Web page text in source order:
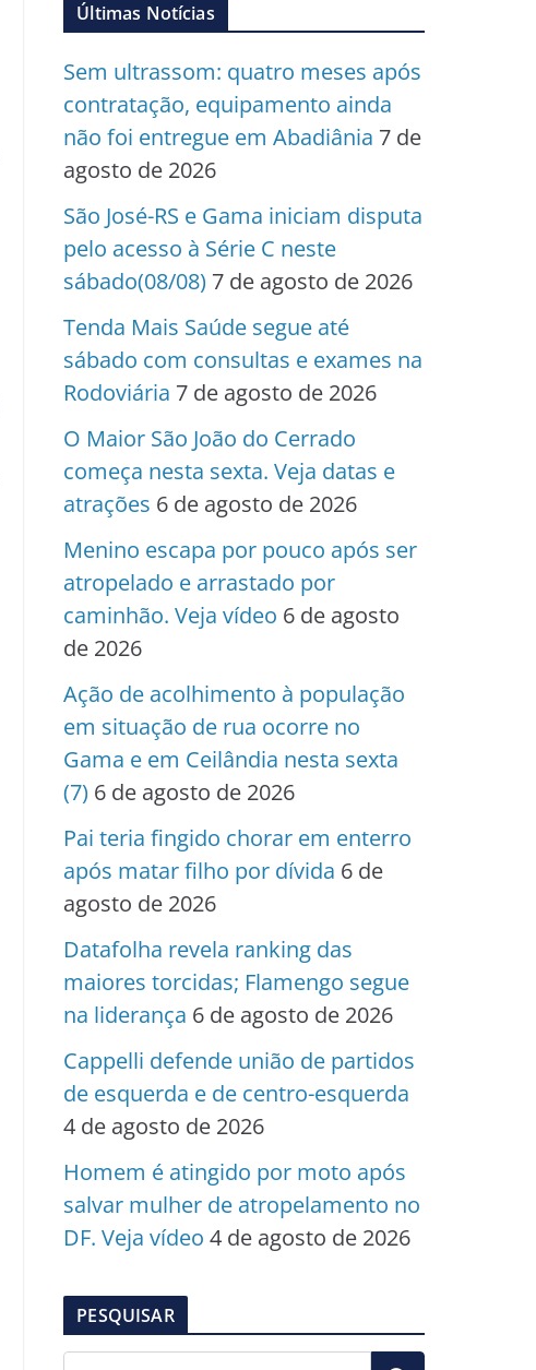
Últimas Notícias
Sem ultrassom: quatro meses após
contratação, equipamento ainda
não foi entregue em Abadiânia 7 de
agosto de 2026
São José-RS e Gama iniciam disputa
pelo acesso à Série C neste
sábado(08/08) 7 de agosto de 2026
Tenda Mais Saúde segue até
sábado com consultas e exames na
Rodoviária 7 de agosto de 2026
O Maior São João do Cerrado
começa nesta sexta. Veja datas e
atrações 6 de agosto de 2026
Menino escapa por pouco após ser
atropelado e arrastado por
caminhão. Veja vídeo 6 de agosto
de 2026
Ação de acolhimento à população
em situação de rua ocorre no
Gama e em Ceilândia nesta sexta
(7) 6 de agosto de 2026
Pai teria fingido chorar em enterro
após matar filho por dívida 6 de
agosto de 2026
Datafolha revela ranking das
maiores torcidas; Flamengo segue
na liderança 6 de agosto de 2026
Cappelli defende união de partidos
de esquerda e de centro-esquerda
4 de agosto de 2026
Homem é atingido por moto após
salvar mulher de atropelamento no
DF. Veja vídeo 4 de agosto de 2026
PESQUISAR